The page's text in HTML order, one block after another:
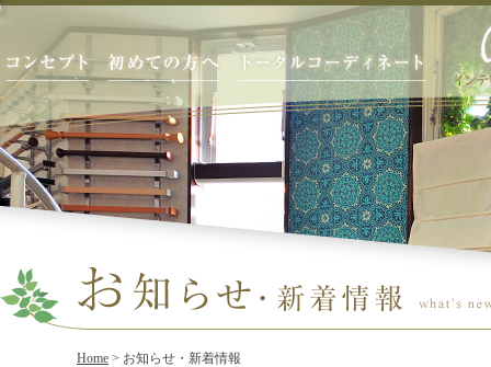
Home > お知らせ・新着情報